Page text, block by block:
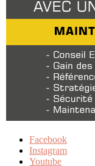
Facebook
Instagram
Youtube